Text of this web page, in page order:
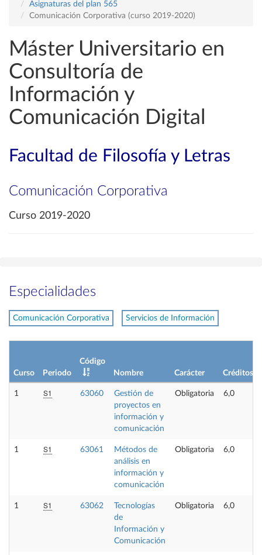
Asignaturas del plan 565
Comunicación Corporativa (curso 2019-2020)
Máster Universitario en
Consultoría de
Información y
Comunicación Digital
Facultad de Filosofía y Letras
Comunicación Corporativa
Curso 2019-2020
Especialidades
Comunicación Corporativa Servicios de Información
Curso Periodo
Código
Nombre
Carácter Créditos
1 S1 63060
Gestión de
proyectos en
información y
comunicación
Obligatoria 6,0
1 S1 63061
Métodos de
análisis en
información y
comunicación
Obligatoria 6,0
1 S1 63062
Tecnologías
de
Información y
Comunicación
Obligatoria 6,0